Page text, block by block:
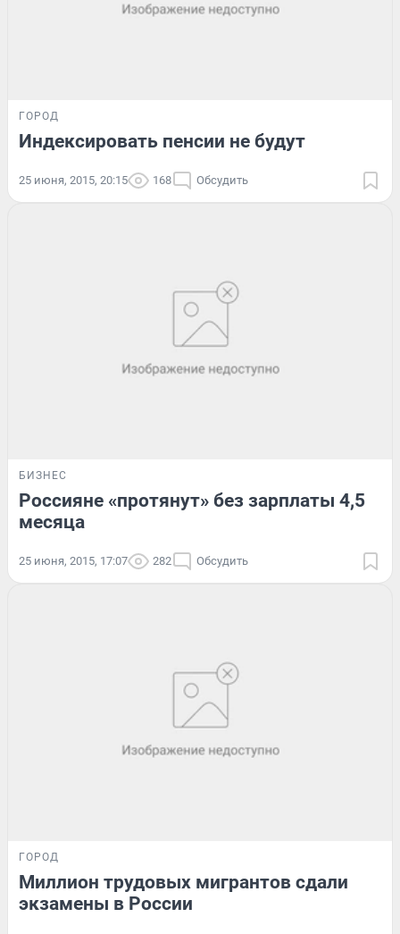
ГОРОД
Индексировать пенсии не будут
25 июня, 2015, 20:15 168 Обсудить
БИЗНЕС
Россияне «протянут» без зарплаты 4,5
месяца
25 июня, 2015, 17:07 282 Обсудить
ГОРОД
Миллион трудовых мигрантов сдали
экзамены в России